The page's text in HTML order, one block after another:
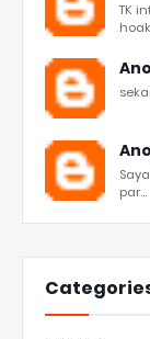
TK
par...